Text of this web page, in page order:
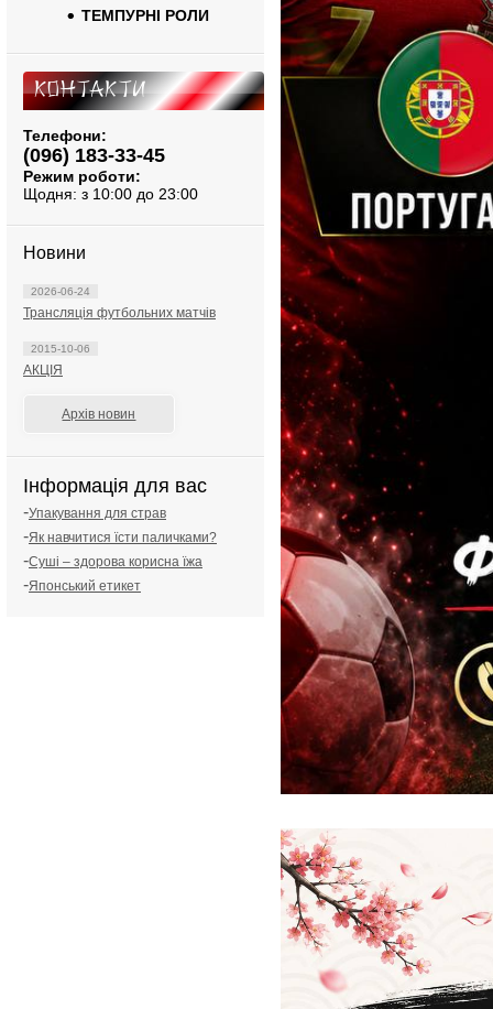
ТЕМПУРНІ РОЛИ
Контакти
Телефони:
(096) 183-33-45
Режим роботи:
Щодня: з 10:00 до 23:00
Новини
2026-06-24
Трансляція футбольних матчів
2015-10-06
АКЦІЯ
Архів новин
Інформація для вас
-Упакування для страв
-Як навчитися їсти паличками?
-Суші – здорова корисна їжа
-Японський етикет